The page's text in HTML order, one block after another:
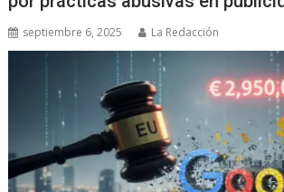
septiembre 6, 2025 La Redacción